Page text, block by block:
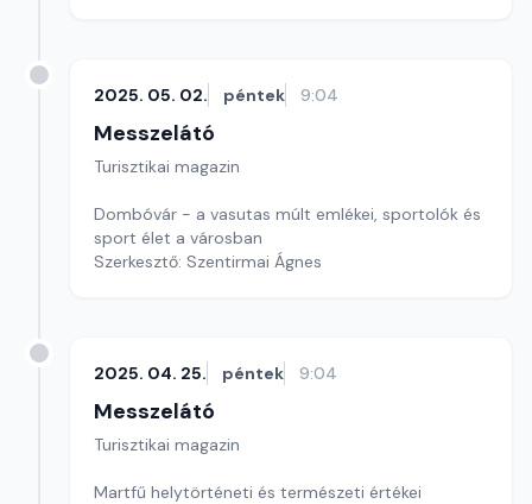
2025. 05. 02. péntek 9:04
Messzelátó
Turisztikai magazin
Dombóvár - a vasutas múlt emlékei, sportolók és
sport élet a városban
Szerkesztő: Szentirmai Ágnes
2025. 04. 25. péntek 9:04
Messzelátó
Turisztikai magazin
Martfű helytörténeti és természeti értékei